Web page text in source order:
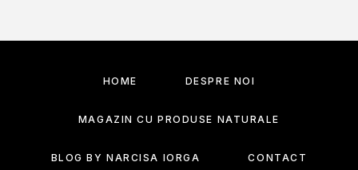
HOME DESPRE NOI
MAGAZIN CU PRODUSE NATURALE
BLOG BY NARCISA IORGA CONTACT